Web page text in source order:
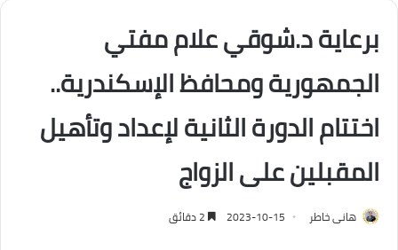
برعاية د.شوقي علام مفتي
الجمهورية ومحافظ الإسكندرية..
اختتام الدورة الثانية لإعداد وتأهيل
المقبلين على الزواج
هانى خاطر 2023-10-15